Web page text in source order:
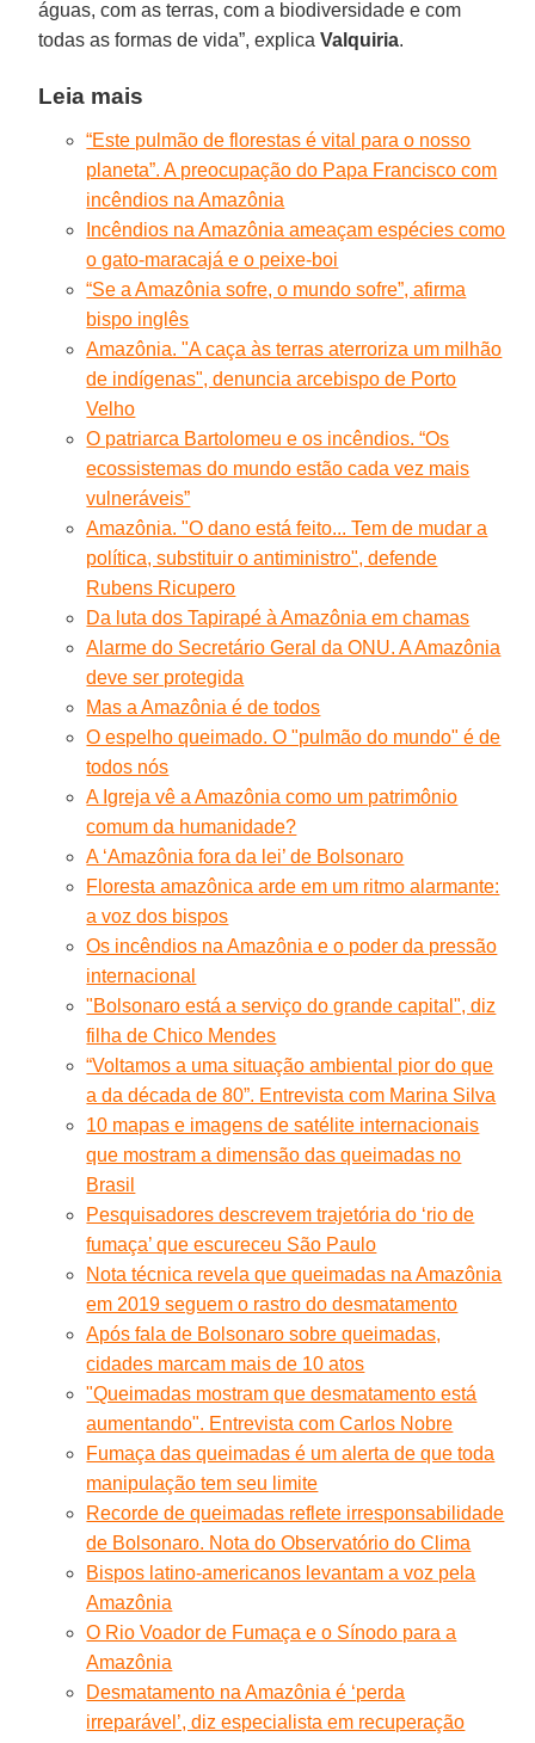
águas, com as terras, com a biodiversidade e com
todas as formas de vida”, explicaValquiria.
Leia mais
“Este pulmão de florestas é vital para o nosso
planeta”. A preocupação do Papa Francisco com
incêndios na Amazônia
Incêndios na Amazônia ameaçam espécies como
o gato-maracajá e o peixe-boi
“Se a Amazônia sofre, o mundo sofre”, afirma
bispo inglês
Amazônia. "A caça às terras aterroriza um milhão
de indígenas", denuncia arcebispo de Porto
Velho
O patriarca Bartolomeu e os incêndios. “Os
ecossistemas do mundo estão cada vez mais
vulneráveis”
Amazônia. "O dano está feito... Tem de mudar a
política, substituir o antiministro", defende
Rubens Ricupero
Da luta dos Tapirapé à Amazônia em chamas
Alarme do Secretário Geral da ONU. A Amazônia
deve ser protegida
Mas a Amazônia é de todos
O espelho queimado. O "pulmão do mundo" é de
todos nós
A Igreja vê a Amazônia como um patrimônio
comum da humanidade?
A ‘Amazônia fora da lei’ de Bolsonaro
Floresta amazônica arde em um ritmo alarmante:
a voz dos bispos
Os incêndios na Amazônia e o poder da pressão
internacional
"Bolsonaro está a serviço do grande capital", diz
filha de Chico Mendes
“Voltamos a uma situação ambiental pior do que
a da década de 80”. Entrevista com Marina Silva
10 mapas e imagens de satélite internacionais
que mostram a dimensão das queimadas no
Brasil
Pesquisadores descrevem trajetória do ‘rio de
fumaça’ que escureceu São Paulo
Nota técnica revela que queimadas na Amazônia
em 2019 seguem o rastro do desmatamento
Após fala de Bolsonaro sobre queimadas,
cidades marcam mais de 10 atos
"Queimadas mostram que desmatamento está
aumentando". Entrevista com Carlos Nobre
Fumaça das queimadas é um alerta de que toda
manipulação tem seu limite
Recorde de queimadas reflete irresponsabilidade
de Bolsonaro. Nota do Observatório do Clima
Bispos latino-americanos levantam a voz pela
Amazônia
O Rio Voador de Fumaça e o Sínodo para a
Amazônia
Desmatamento na Amazônia é ‘perda
irreparável’, diz especialista em recuperação